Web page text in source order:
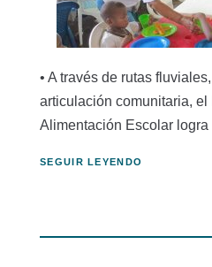
• A través de rutas
articulación comunitaria, el
Alimentación Escolar logra
SEGUIR LEYENDO